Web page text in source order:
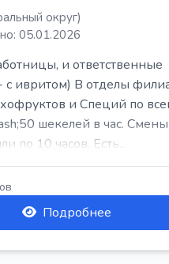
округ)
05.01.2026
и ответственные
с ивритом) В отделы
и Специй по
шекелей в час.
по 10 часов. Есть...
Подробнее